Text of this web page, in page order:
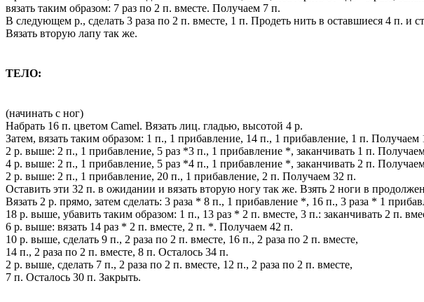
вязать таким образом: 7 раз по 2 п. вместе. Получаем 7 п.
В следующем р., сделать 3 раза по 2 п. вместе, 1 п. Продеть нить в оставшиеся 4 п. и
Вязать вторую лапу так же.
ТЕЛО:
(начинать с ног)
Набрать 16 п. цветом Camel. Вязать лиц. гладью, высотой 4 р.
Затем, вязать таким образом: 1 п., 1 прибавление, 14 п., 1 прибавление, 1 п. Получаем
2 р. выше: 2 п., 1 прибавление, 5 раз *3 п., 1 прибавление *, заканчивать 1 п.
4 р. выше: 2 п., 1 прибавление, 5 раз *4 п., 1 прибавление *, заканчивать 2 п.
2 р. выше: 2 п., 1 прибавление, 20 п., 1 прибавление, 2 п. Получаем 32 п.
Оставить эти 32 п. в ожидании и вязать вторую ногу так же. Взять 2 ноги в
Вязать 2 р. прямо, затем сделать: 3 раза * 8 п., 1 прибавление *, 16 п., 3 раза * 1
18 р. выше, убавить таким образом: 1 п., 13 раз * 2 п. вместе, 3 п.: заканчивать 2 п.
6 р. выше: вязать 14 раз * 2 п. вместе, 2 п. *. Получаем 42 п.
10 р. выше, сделать 9 п., 2 раза по 2 п. вместе, 16 п., 2 раза по 2 п. вместе,
14 п., 2 раза по 2 п. вместе, 8 п. Осталось 34 п.
2 р. выше, сделать 7 п., 2 раза по 2 п. вместе, 12 п., 2 раза по 2 п. вместе,
7 п. Осталось 30 п. Закрыть.